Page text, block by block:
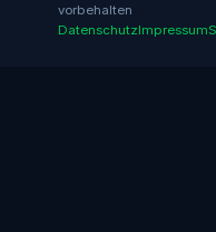
vorbehalten
DatenschutzImpressum